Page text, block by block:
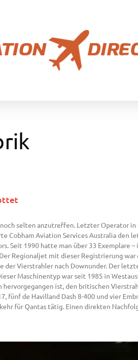
selten anzutreffen. Letzter Operator
Cobham Aviation Services Australia den
1990 hatte man über 33 Exemplare –
Regionaljet mit dieser Registrierung
Vierstrahler nach Downunder. Der
Maschinentyp war seit 1985 in
ist, den britischen
fünf de Havilland Dash 8-400 und vier
für Qantas tätig. Einen direkten